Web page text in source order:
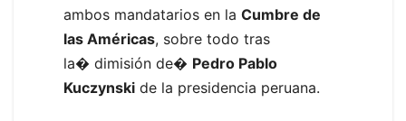
ambos mandatarios en la Cumbre de
las Américas, sobre todo tras
la� dimisión de� Pedro Pablo
Kuczynski de la presidencia peruana.